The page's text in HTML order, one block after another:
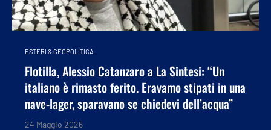
ESTERI & GEOPOLITICA
Flotilla, Alessio Catanzaro a La Sintesi: “Un
italiano è rimasto ferito. Eravamo stipati in una
nave-lager, sparavano se chiedevi dell’acqua”
24 Maggio 2026